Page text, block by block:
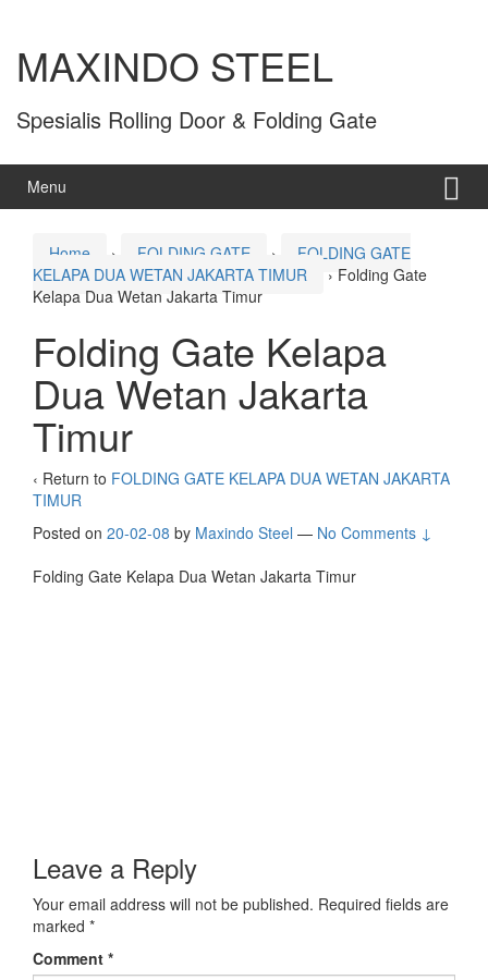
MAXINDO STEEL
Spesialis Rolling Door & Folding Gate
Menu
Home › FOLDING GATE ›
FOLDING GATE
KELAPA DUA WETAN JAKARTA TIMUR
› Folding Gate
Kelapa Dua Wetan Jakarta Timur
Folding Gate Kelapa
Dua Wetan Jakarta
Timur
‹ Return to FOLDING GATE KELAPA DUA WETAN JAKARTA
TIMUR
Posted on 20-02-08 by Maxindo Steel — No Comments ↓
Folding Gate Kelapa Dua Wetan Jakarta Timur
Leave a Reply
Your email address will not be published. Required fields are
marked *
Comment *